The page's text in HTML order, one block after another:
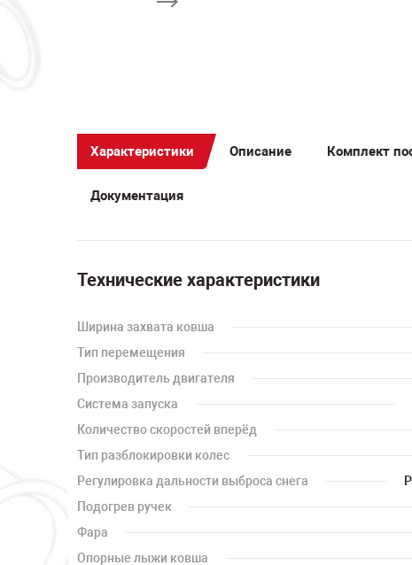
Характеристики Описание Комплект
Документация
Технические характеристики
Ширина захвата ковша
Тип перемещения
Производитель двигателя
Система запуска
Количество скоростей вперёд
Тип разблокировки колес
Регулировка дальности выброса снега
Подогрев ручек
Фара
Опорные лыжи ковша